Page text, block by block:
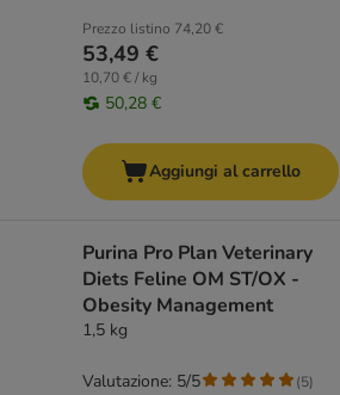
Prezzo listino 74,20 €
53,49 €
10,70 € / kg
50,28 €
Aggiungi al carrello
Purina Pro Plan Veterinary
Diets Feline OM ST/OX -
Obesity Management
1,5 kg
Valutazione: 5/5 (5)